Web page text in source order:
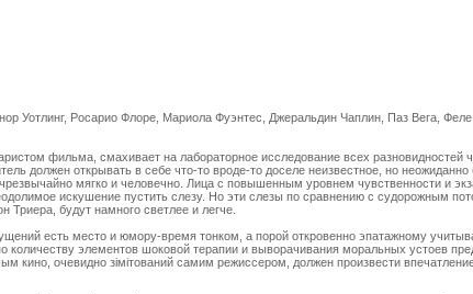
Уотлинг, Росарио Флоре, Мариола Фуэнтес, Джеральдин Чаплин, Паз Вега,
фильма, смахивает на лабораторное исследование всех разновидностей
должен открывать в себе что-то вроде-то доселе неизвестное, но неожиданно
мягко и человечно. Лица с повышенным уровнем чувственности и
искушение пустить слезу. Но эти слезы по сравнению с судорожным
будут намного светлее и легче.
есть место и юмору-время тонком, а порой откровенно эпатажному
количеству элементов шоковой терапии и выворачивания моральных устоев
кино, очевидно зімітований самим режиссером, должен произвести